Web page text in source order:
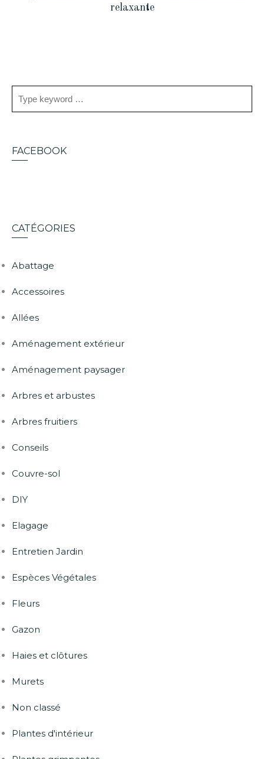
relaxante
FACEBOOK
CATÉGORIES
Abattage
Accessoires
Allées
Aménagement extérieur
Aménagement paysager
Arbres et arbustes
Arbres fruitiers
Conseils
Couvre-sol
DIY
Elagage
Entretien Jardin
Espèces Végétales
Fleurs
Gazon
Haies et clôtures
Murets
Non classé
Plantes d'intérieur